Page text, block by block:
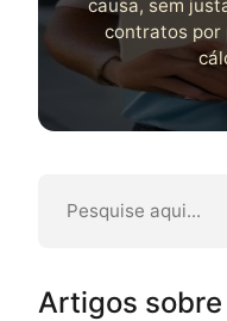
causa, sem
contratos por
Artigos sobre